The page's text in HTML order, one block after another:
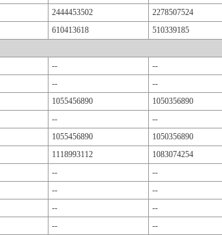
2444453502 2278507524
610413618 510339185
-- --
-- --
1055456890 1050356890
-- --
1055456890 1050356890
1118993112 1083074254
-- --
-- --
-- --
-- --